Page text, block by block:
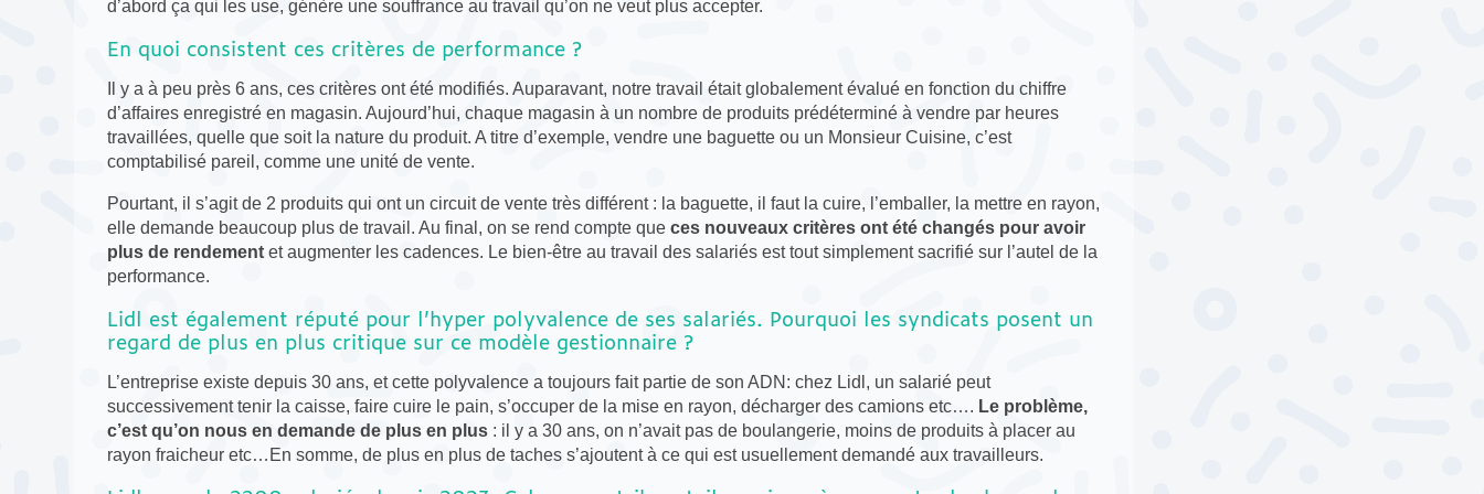
d’abord ça qui les use, génère une souffrance au travail qu’on ne veut plus accepter.
En quoi consistent ces critères de performance ?
Il y a à peu près 6 ans, ces critères ont été modifiés. Auparavant, notre travail était globalement évalué en fonction du chiffre
d’affaires enregistré en magasin. Aujourd’hui, chaque magasin à un nombre de produits prédéterminé à vendre par heures
travaillées, quelle que soit la nature du produit. A titre d’exemple, vendre une baguette ou un Monsieur Cuisine, c’est
comptabilisé pareil, comme une unité de vente.
Pourtant, il s’agit de 2 produits qui ont un circuit de vente très différent : la baguette, il faut la cuire, l’emballer, la mettre en rayon,
elle demande beaucoup plus de travail. Au final, on se rend compte queces nouveaux critères ont été changés pour avoir
plus de rendement et augmenter les cadences. Le bien-être au travail des salariés est tout simplement sacrifié sur l’autel de la
performance.
Lidl est également réputé pour l’hyper polyvalence de ses salariés. Pourquoi les syndicats posent un
regard de plus en plus critique sur ce modèle gestionnaire ?
L’entreprise existe depuis 30 ans, et cette polyvalence a toujours fait partie de son ADN: chez Lidl, un salarié peut
successivement tenir la caisse, faire cuire le pain, s’occuper de la mise en rayon, décharger des camions etc…. Le problème,
c’est qu’on nous en demande de plus en plus : il y a 30 ans, on n’avait pas de boulangerie, moins de produits à placer au
rayon fraicheur etc…En somme, de plus en plus de taches s’ajoutent à ce qui est usuellement demandé aux travailleurs.